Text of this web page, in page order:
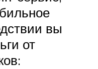
вы
от